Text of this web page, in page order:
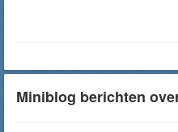
Miniblog berichten